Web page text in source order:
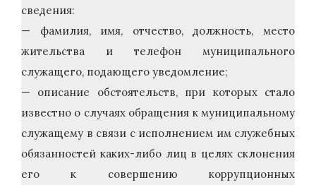
сведения:
— фамилия, имя, отчество, должность, место
жительства и телефон муниципального
служащего, подающего уведомление;
— описание обстоятельств, при которых стало
известно о случаях обращения к муниципальному
служащему в связи с исполнением им служебных
обязанностей каких-либо лиц в целях склонения
его к совершению коррупционных